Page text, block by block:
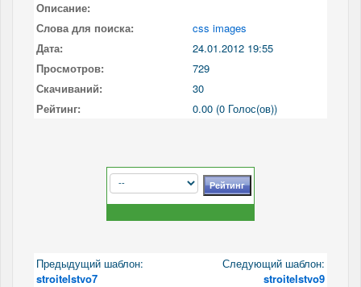
Описание:
Слова для поиска:
css images
Дата:
24.01.2012 19:55
Просмотров:
729
Скачиваний:
30
Рейтинг:
0.00 (0 Голос(ов))
Предыдущий шаблон:
stroitelstvo7
Следующий шаблон:
stroitelstvo9